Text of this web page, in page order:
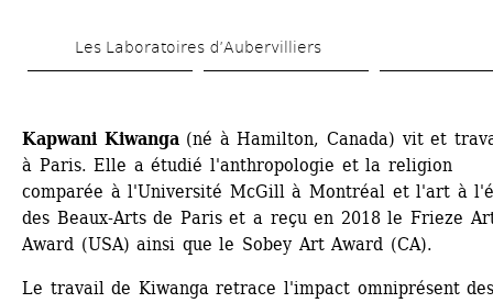
au
Les Laboratoires d’Aubervilliers
Kapwani Kiwanga(né à Hamilton, Canada) vit et
à Paris. Elle a étudié l'anthropologie et la religion
comparée à l'Université McGill à Montréal et l'art à
des Beaux-Arts de Paris et a reçu en 2018 le Frieze
Award (USA) ainsi que le Sobey Art Award (CA).
Le travail de Kiwanga retrace l'impact omniprésent